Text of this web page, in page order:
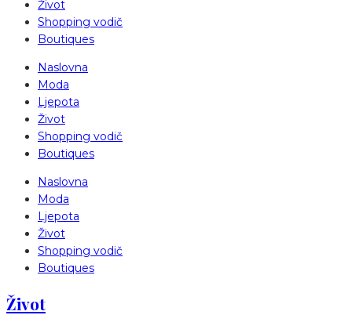
Život
Shopping vodič
Boutiques
Naslovna
Moda
Ljepota
Život
Shopping vodič
Boutiques
Naslovna
Moda
Ljepota
Život
Shopping vodič
Boutiques
Život